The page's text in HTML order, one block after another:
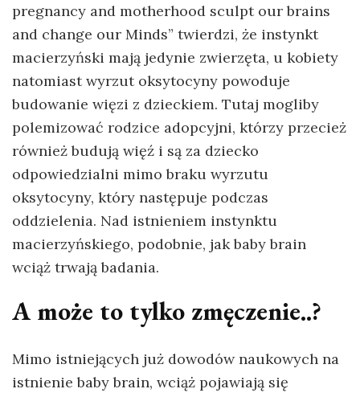
pregnancy and motherhood sculpt our brains
and change our Minds” twierdzi, że instynkt
macierzyński mają jedynie zwierzęta, u kobiety
natomiast wyrzut oksytocyny powoduje
budowanie więzi z dzieckiem. Tutaj mogliby
polemizować rodzice adopcyjni, którzy przecież
również budują więź i są za dziecko
odpowiedzialni mimo braku wyrzutu
oksytocyny, który następuje podczas
oddzielenia. Nad istnieniem instynktu
macierzyńskiego, podobnie, jak baby brain
wciąż trwają badania.
A może to tylko zmęczenie..?
Mimo istniejących już dowodów naukowych na
istnienie baby brain, wciąż pojawiają się